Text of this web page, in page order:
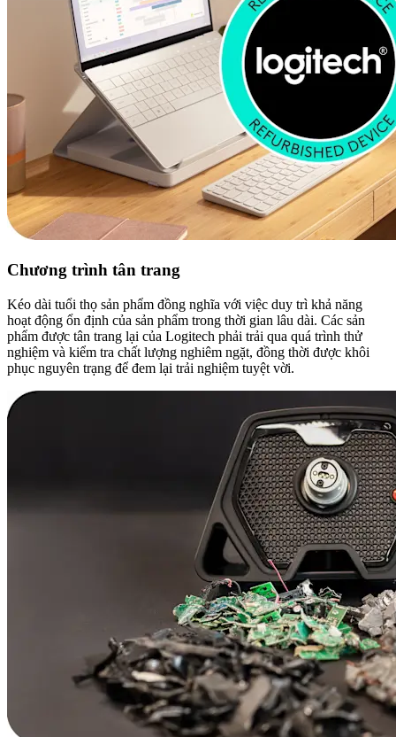
Chương trình tân trang
Kéo dài tuổi thọ sản phẩm đồng nghĩa với việc duy trì khả năng
hoạt động ổn định của sản phẩm trong thời gian lâu dài. Các sản
phẩm được tân trang lại của Logitech phải trải qua quá trình thử
nghiệm và kiểm tra chất lượng nghiêm ngặt, đồng thời được khôi
phục nguyên trạng để đem lại trải nghiệm tuyệt vời.